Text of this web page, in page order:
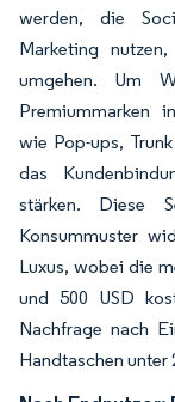
werden, die
Marketing
umgehen. Um
Premiummarken
wie Pop-ups,
das
stärken. Diese
Konsummuster
Luxus, wobei die
und 500 USD
Nachfrage nach
Handtaschen unter